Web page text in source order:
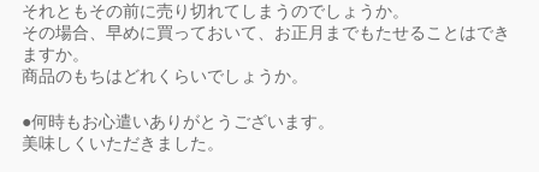
それともその前に売り切れてしまうのでしょうか。
その場合、早めに買っておいて、お正月までもたせることはでき
ますか。
商品のもちはどれくらいでしょうか。
●何時もお心遣いありがとうございます。
美味しくいただきました。